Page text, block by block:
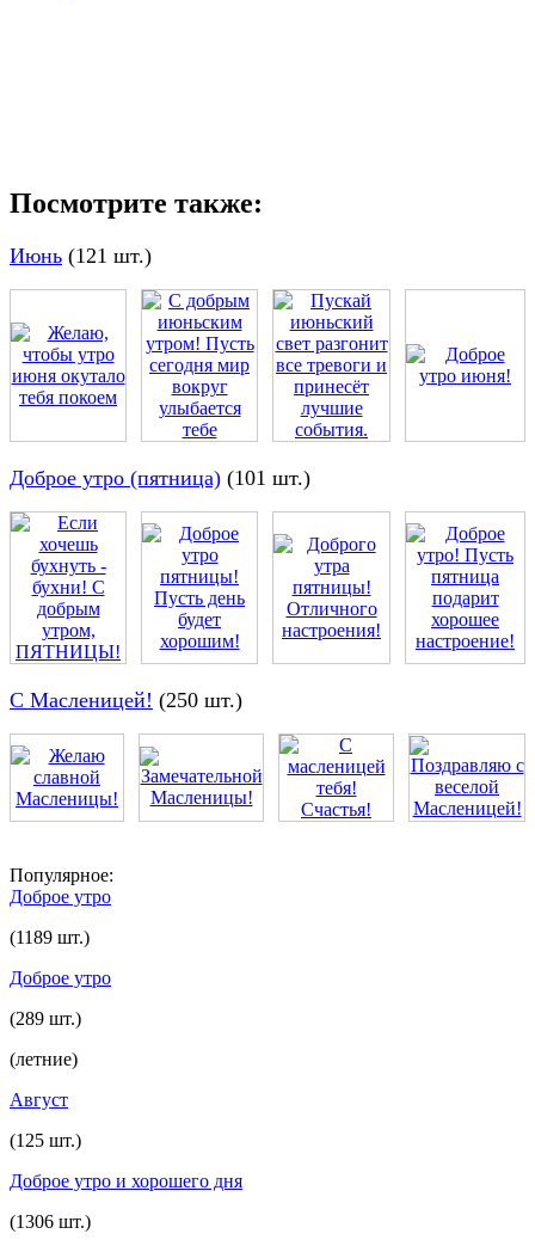
Посмотрите также:
Июнь (121 шт.)
Доброе утро (пятница) (101 шт.)
С Масленицей! (250 шт.)
Популярное:
Доброе утро
(1189 шт.)
Доброе утро
(289 шт.)
(летние)
Август
(125 шт.)
Доброе утро и хорошего дня
(1306 шт.)